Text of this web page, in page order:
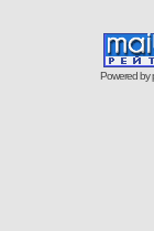
Powered by